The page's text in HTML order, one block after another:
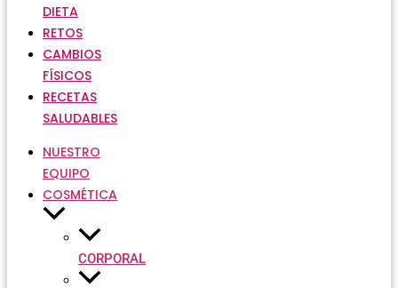
DIETA
RETOS
CAMBIOS
FÍSICOS
RECETAS
SALUDABLES
NUESTRO
EQUIPO
COSMÉTICA
CORPORAL